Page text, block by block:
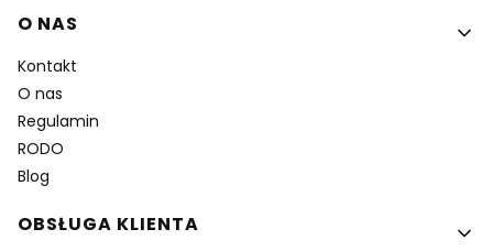
Linki w stopce
O NAS
Kontakt
O nas
Regulamin
RODO
Blog
OBSŁUGA KLIENTA